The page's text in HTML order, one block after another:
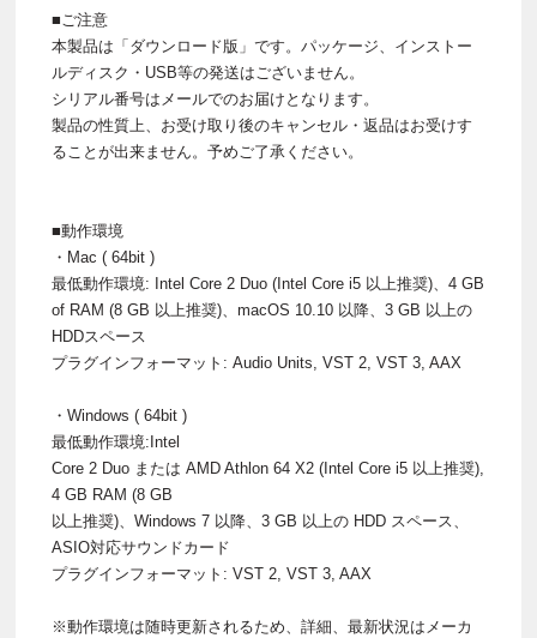
■ご注意
本製品は「ダウンロード版」です。パッケージ、インストー
ルディスク・USB等の発送はございません。
シリアル番号はメールでのお届けとなります。
製品の性質上、お受け取り後のキャンセル・返品はお受けす
ることが出来ません。予めご了承ください。
■動作環境
・Mac ( 64bit )
最低動作環境: Intel Core 2 Duo (Intel Core i5 以上推奨)、4 GB
of RAM (8 GB 以上推奨)、macOS 10.10 以降、3 GB 以上の
HDDスペース
プラグインフォーマット: Audio Units, VST 2, VST 3, AAX
・Windows ( 64bit )
最低動作環境:Intel
Core 2 Duo または AMD Athlon 64 X2 (Intel Core i5 以上推奨),
4 GB RAM (8 GB
以上推奨)、Windows 7 以降、3 GB 以上の HDD スペース、
ASIO対応サウンドカード
プラグインフォーマット: VST 2, VST 3, AAX
※動作環境は随時更新されるため、詳細、最新状況はメーカ